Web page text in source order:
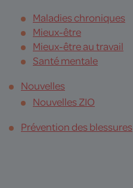
Maladies chroniques
Mieux-être
Mieux-être au travail
Santé mentale
Nouvelles
Nouvelles ZIO
Prévention des blessures